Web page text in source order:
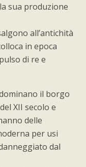
sua produzione
all’antichità
in epoca
di re e
il borgo
XII secolo e
delle
per usi
dal